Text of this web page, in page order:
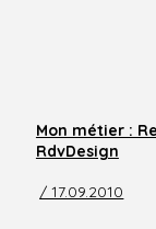
Mon métier :
RdvDesign
/ 17.09.2010